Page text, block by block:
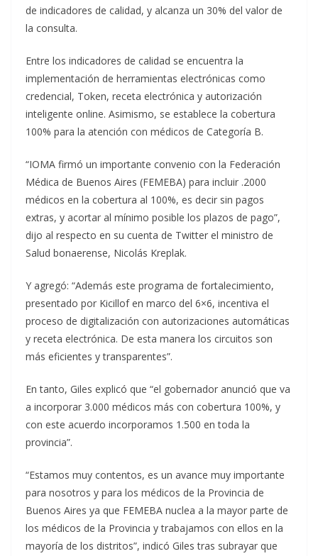
de indicadores de calidad, y alcanza un 30% del valor de
la consulta.
Entre los indicadores de calidad se encuentra la
implementación de herramientas electrónicas como
credencial, Token, receta electrónica y autorización
inteligente online. Asimismo, se establece la cobertura
100% para la atención con médicos de Categoría B.
“IOMA firmó un importante convenio con la Federación
Médica de Buenos Aires (FEMEBA) para incluir .2000
médicos en la cobertura al 100%, es decir sin pagos
extras, y acortar al mínimo posible los plazos de pago”,
dijo al respecto en su cuenta de Twitter el ministro de
Salud bonaerense, Nicolás Kreplak.
Y agregó: “Además este programa de fortalecimiento,
presentado por Kicillof en marco del 6×6, incentiva el
proceso de digitalización con autorizaciones automáticas
y receta electrónica. De esta manera los circuitos son
más eficientes y transparentes”.
En tanto, Giles explicó que “el gobernador anunció que va
a incorporar 3.000 médicos más con cobertura 100%, y
con este acuerdo incorporamos 1.500 en toda la
provincia”.
“Estamos muy contentos, es un avance muy importante
para nosotros y para los médicos de la Provincia de
Buenos Aires ya que FEMEBA nuclea a la mayor parte de
los médicos de la Provincia y trabajamos con ellos en la
mayoría de los distritos”, indicó Giles tras subrayar que